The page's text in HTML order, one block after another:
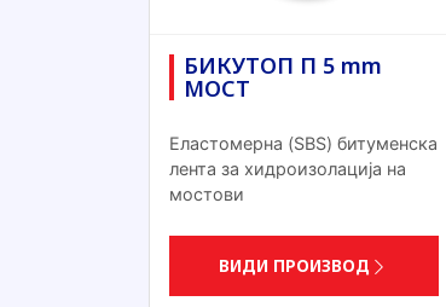
БИКУТОП П 5 mm
МОСТ
Еластомерна (SBS) битуменска
лента за хидроизолација на
мостови
ВИДИ ПРОИЗВОД